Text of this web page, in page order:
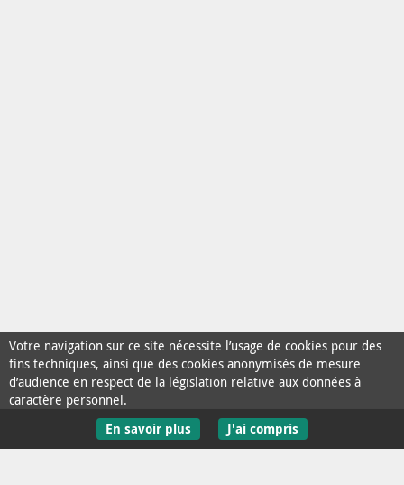
Votre navigation sur ce site nécessite l’usage de cookies pour des
fins techniques, ainsi que des cookies anonymisés de mesure
d’audience en respect de la législation relative aux données à
caractère personnel.
En savoir plus
J'ai compris